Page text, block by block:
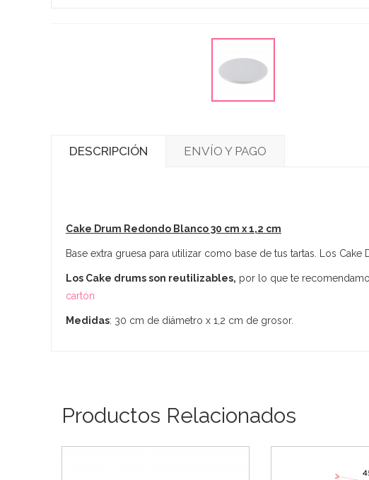
DESCRIPCIÓN ENVÍO Y PAGO
Cake Drum Redondo Blanco 30 cm x 1,2 cm
Base extra gruesa para utilizar como base de tus tartas. Los
Los Cake drums son reutilizables, por lo que te
cartón
Medidas: 30 cm de diámetro x 1,2 cm de grosor.
Productos Relacionados